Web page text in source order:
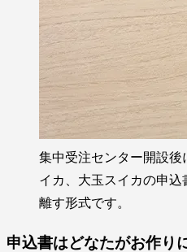
集中受注センター開設後
イカ、大玉スイカの申込
離す形式です。
申込書はどなたがお作り